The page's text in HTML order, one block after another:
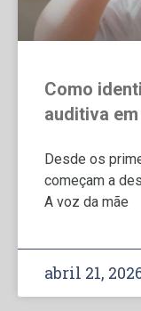
Como
auditiva
Desde os
começam a
A voz da mãe
abril 21,